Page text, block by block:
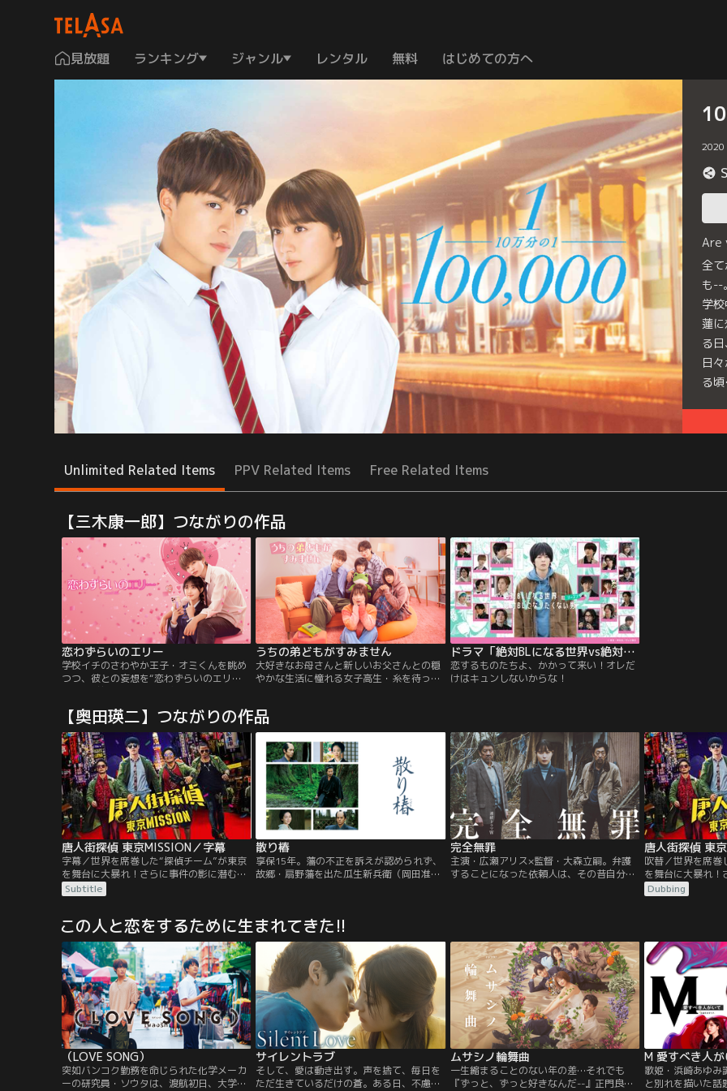
見放題 ランキング ジャンル レンタル 無料 はじめての方へ
2020
Are
全
も--
学
蓮
る
日
る
Unlimited Related Items PPV Related Items Free Related Items
【三木康一郎】つながりの作品
恋わずらいのエリー
学校イチのさわやか王子・オミくんを眺め
つつ、彼との妄想を“恋わずらいのエリ
ー”の名前でSNS上でつぶやくのが日課の妄
ェクトだと思っていたオミくんは、実は口
が悪いウラオモテ男子だった！しかも、超
恥ずかしい妄想が彼にバレてしまい、絶体
絶命の大ピンチ…のはずが、「その妄想、
叶えてあげてもいーよ？」と、オミくん
は…。
うちの弟どもがすみません
大好きなお母さんと新しいお父さんとの穏
やかな生活に憧れる女子高生・糸を待って
り、いきなり姉弟5人での生活がスター
ト。糸は戸惑いながらも、常に冷静で大人
な次男・洛や人懐っこい四男・類に助けら
れながら、持ち前の明るさと面倒見の良い
性格で新しい弟たちと打ち解けていくのだ
が、、。
ドラマ「絶対BLになる世界vs絶対BLになりたくない男」
恋するものたちよ、かかって来い！オレだ
けはキュンしないからな！
【奥田瑛二】つながりの作品
唐人街探偵 東京MISSION／字幕
字幕／世界を席巻した“探偵チーム”が東京
を舞台に大暴れ！さらに事件の影に潜む、
謎の存在「Q」の陰謀とは……。国際的に
事件を解決してきたチャイナタウンの探偵
とチン・フォン（リウ・ハオラン）は、日
本の探偵・野田 （妻夫木聡）から難事件解
決の協力を依頼され、東京に飛ぶ。今回の
ミッションは…。
Subtitle
散り椿
享保15年。藩の不正を訴えが認められず、
故郷・扇野藩を出た瓜生新兵衛（岡田准
とは、平山道場・四天王の一人で新兵衛に
とって良き友であったが、二人には新兵衛
の離郷に関わる大きな因縁があったのだ。
完全無罪
主演・広瀬アリス×監督・大森立嗣。弁護
することになった依頼人は、その昔自分を
事務所のシニアパートナー・真山健一（鶴
見辰吾）から、21年前に香川県で起きた少
女誘拐殺人事件「綾川事件」の再審請求の
担当に抜擢される。綾川事件と同時期に、
立件されていない少女誘拐事件が他に2件
あり、千紗はその被害者のひとりだった。
およそ10年ぶりに故郷・香川に戻った千紗
は、地元の弁護士・熊弘樹（風間俊介）の
力を借りて事件を調べ直す。三つの事件は
同一犯の可能性が高いとされ、千紗は自分
を殺していたかもしれない容疑者・平山聡
史（北村有起哉）と向き合う。一方、綾川
唐人街探偵 東
吹替／世界を席巻
を舞台に大暴れ！
謎の存在「Q」の
事件を解決してき
本の探偵・野田
決の協力を依頼
ミッションは…。
Dubbing
この人と恋をするために生まれてきた!!
（LOVE SONG）
突如バンコク勤務を命じられた化学メーカ
ーの研究員・ソウタは、渡航初日、大学時
サイレントラブ
そして、愛は動き出す。声を捨て、毎日を
ただ生きているだけの蒼。ある日、不慮の
ムサシノ輪舞曲
一生縮まることのない年の差…それでも
『ずっと、ずっと好きなんだ--』正門良規
M 愛すべき人
歌姫・浜崎あゆみ
と別れを描いた話